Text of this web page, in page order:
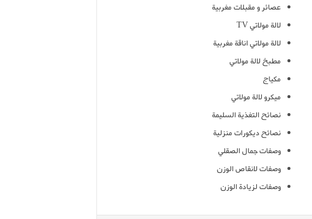
عصائر و مقبلات مغربية
لالة مولاتي TV
لالة مولاتي اناقة مغربية
مطبخ لالة مولاتي
مكياج
ميكرو لالة مولاتي
نصائح التغذية السليمة
نصائح ديكورات منزلية
وصفات جمال الصقلي
وصفات لانقاص الوزن
وصفات لزيادة الوزن